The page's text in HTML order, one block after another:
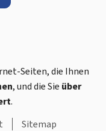
Seiten, die Ihnen
, und die Sie über
.
Sitemap